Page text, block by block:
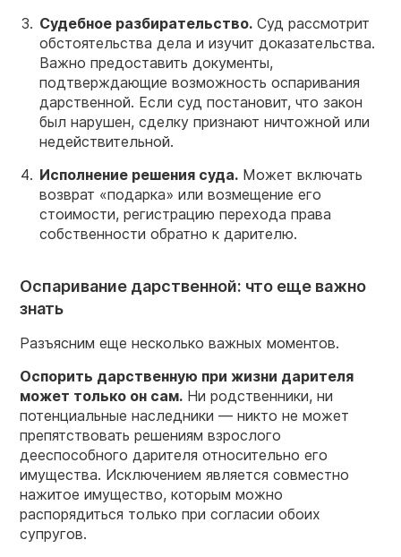
Судебное разбирательство. Суд рассмотрит
обстоятельства дела и изучит доказательства.
Важно предоставить документы,
подтверждающие возможность оспаривания
дарственной. Если суд постановит, что закон
был нарушен, сделку признают ничтожной или
недействительной.
Исполнение решения суда. Может включать
возврат «подарка» или возмещение его
стоимости, регистрацию перехода права
собственности обратно к дарителю.
Оспаривание дарственной: что еще важно
знать
Разъясним еще несколько важных моментов.
Оспорить дарственную при жизни дарителя
может только он сам. Ни родственники, ни
потенциальные наследники — никто не может
препятствовать решениям взрослого
дееспособного дарителя относительно его
имущества. Исключением является совместно
нажитое имущество, которым можно
распорядиться только при согласии обоих
супругов.